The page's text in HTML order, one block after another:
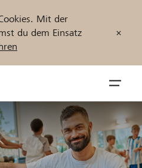
Mit der
du dem Einsatz
öffnen
starten